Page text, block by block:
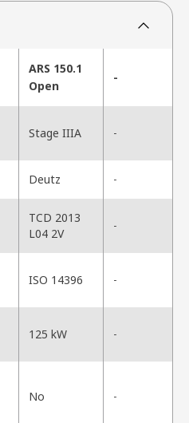
ARS 150.1
Open
-
Stage IIIA -
Deutz -
TCD 2013
L04 2V
-
ISO 14396 -
125 kW -
No -